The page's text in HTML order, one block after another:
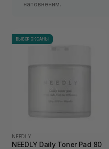
наповненим.
ВЫБОР ОКСАНЫ
NEEDLY
NEEDLY Daily Toner Pad 80